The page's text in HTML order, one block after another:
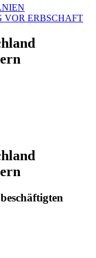
ERBSCHAFT